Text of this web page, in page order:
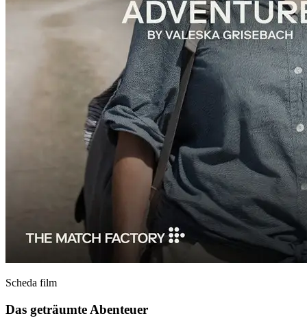
Scheda film
Das geträumte Abenteuer